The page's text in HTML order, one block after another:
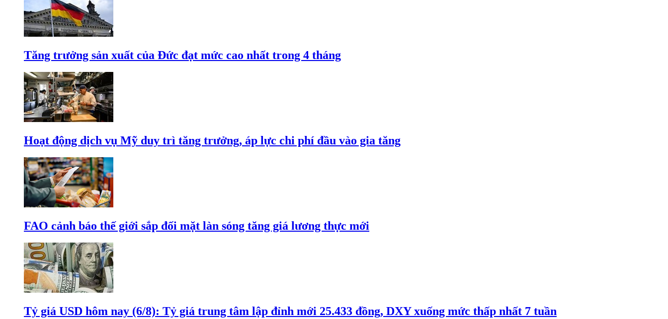
Tăng trưởng sản xuất của Đức đạt mức cao nhất trong 4 tháng
Hoạt động dịch vụ Mỹ duy trì tăng trưởng, áp lực chi phí đầu vào gia tăng
FAO cảnh báo thế giới sắp đối mặt làn sóng tăng giá lương thực mới
Tỷ giá USD hôm nay (6/8): Tỷ giá trung tâm lập đỉnh mới 25.433 đồng, DXY xuống mức thấp nhất 7 tuần